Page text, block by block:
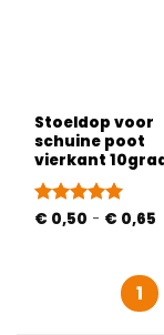
Stoeldop voor
schuine poot
vierkant
Gewaardeerd
€ 0,50 - € 0,65
1